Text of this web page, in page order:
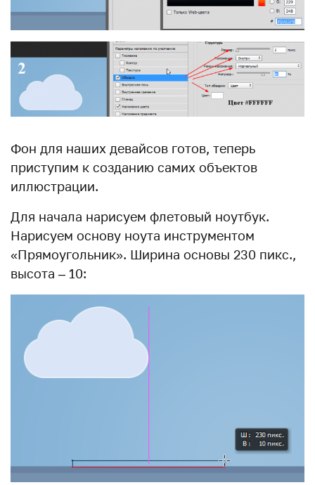
Фон для наших девайсов готов, теперь
приступим к созданию самих объектов
иллюстрации.
Для начала нарисуем флетовый ноутбук.
Нарисуем основу ноута инструментом
«Прямоугольник». Ширина основы 230 пикс.,
высота – 10: